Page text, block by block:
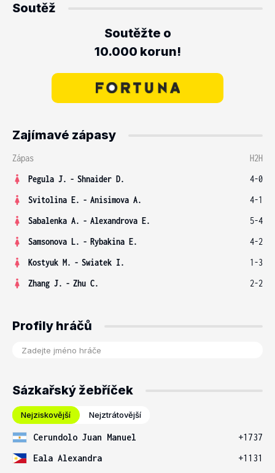
Soutěž
Soutěžte o
10.000 korun!
Zajímavé zápasy
Zápas
H2H
Pegula J. - Shnaider D.
4-0
Svitolina E. - Anisimova A.
4-1
Sabalenka A. - Alexandrova E.
5-4
Samsonova L. - Rybakina E.
4-2
Kostyuk M. - Swiatek I.
1-3
Zhang J. - Zhu C. 2-2
Profily hráčů
Sázkařský žebříček
Nejziskovější Nejztrátovější
Cerundolo Juan Manuel
+1737
Eala Alexandra
+1131